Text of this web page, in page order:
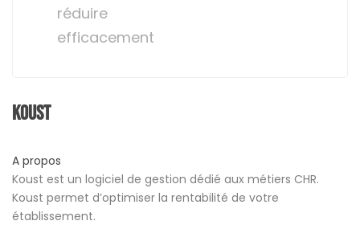
réduire
efficacement
Koust
A propos
Koust est un logiciel de gestion dédié aux métiers CHR.
Koust permet d’optimiser la rentabilité de votre
établissement.